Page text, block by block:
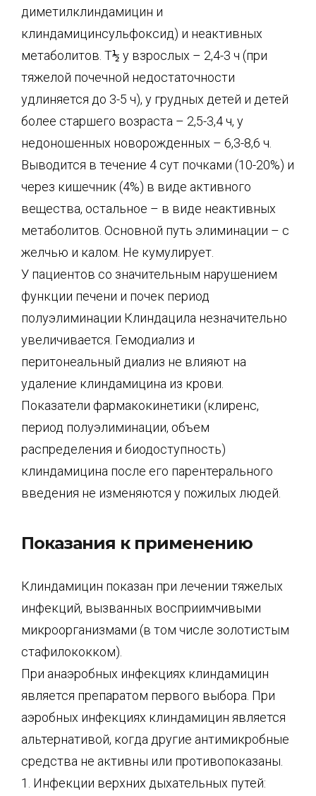
диметилклиндамицин и
клиндамицинсульфоксид) и неактивных
метаболитов. T½ у взрослых – 2,4-3 ч (при
тяжелой почечной недостаточности
удлиняется до 3-5 ч), у грудных детей и детей
более старшего возраста – 2,5-3,4 ч, у
недоношенных новорожденных – 6,3-8,6 ч.
Выводится в течение 4 сут почками (10-20%) и
через кишечник (4%) в виде активного
вещества, остальное – в виде неактивных
метаболитов. Основной путь элиминации – с
желчью и калом. Не кумулирует.
У пациентов со значительным нарушением
функции печени и почек период
полуэлиминации Клиндацила незначительно
увеличивается. Гемодиализ и
перитонеальный диализ не влияют на
удаление клиндамицина из крови.
Показатели фармакокинетики (клиренс,
период полуэлиминации, объем
распределения и биодоступность)
клиндамицина после его парентерального
введения не изменяются у пожилых людей.
Показания к применению
Клиндамицин показан при лечении тяжелых
инфекций, вызванных восприимчивыми
микроорганизмами (в том числе золотистым
стафилококком).
При анаэробных инфекциях клиндамицин
является препаратом первого выбора. При
аэробных инфекциях клиндамицин является
альтернативой, когда другие антимикробные
средства не активны или противопоказаны.
1. Инфекции верхних дыхательных путей: